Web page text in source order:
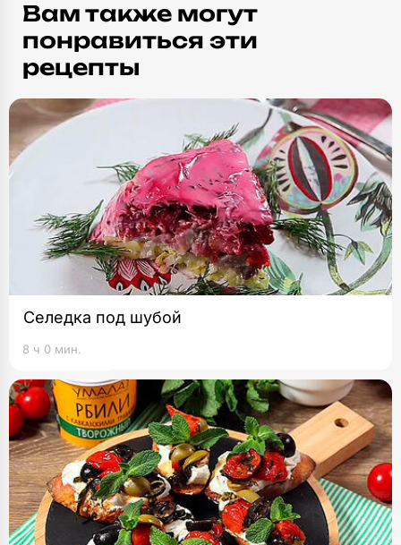
Вам также могут
понравиться эти
рецепты
Селедка под шубой
8 ч 0 мин.